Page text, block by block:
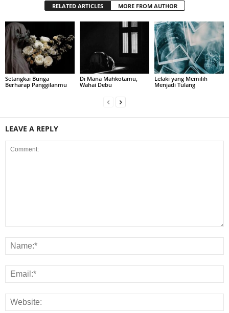
RELATED ARTICLES MORE FROM AUTHOR
Setangkai Bunga
Berharap Panggilanmu
Di Mana Mahkotamu,
Wahai Debu
Lelaki yang Memilih
Menjadi Tulang
LEAVE A REPLY